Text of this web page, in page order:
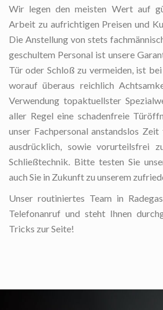
Wir legen den meisten Wert auf
Arbeit zu aufrichtigen Preisen und
Die Anstellung von stets
geschultem Personal ist unsere
Tür oder Schloß zu vermeiden, ist
worauf überaus reichlich
Verwendung topaktuellster
aller Regel eine schadenfreie
unser Fachpersonal anstandslos
ausdrücklich, sowie vorurteilsfrei
Schließtechnik. Bitte testen Sie
auch Sie in Zukunft zu unserem
Unser routiniertes Team in
Telefonanruf und steht Ihnen
Tricks zur Seite!